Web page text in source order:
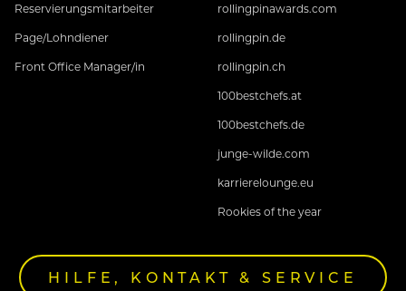
Reservierungsmitarbeiter
Page/Lohndiener
Front Office Manager/in
rollingpinawards.com
rollingpin.de
rollingpin.ch
100bestchefs.at
100bestchefs.de
junge-wilde.com
karrierelounge.eu
Rookies of the year
HILFE, KONTAKT & SERVICE